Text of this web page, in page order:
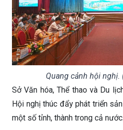
Quang cảnh hội nghị.
Sở Văn hóa, Thể thao và Du
Hội nghị thúc đẩy phát triển
một số tỉnh, thành trong cả nước.